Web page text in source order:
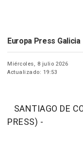
Europa Press Galicia
Miércoles, 8 julio 2026
Actualizado: 19:53
SANTIAGO DE
PRESS) -